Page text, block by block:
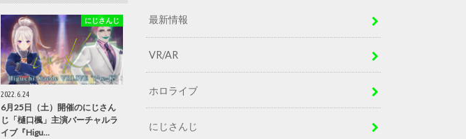
にじさんじ
2022.6.24
6月25日（土）開催のにじさん
じ「樋口楓」主演バーチャルラ
イブ『Higu…
最新情報
VR/AR
ホロライブ
にじさんじ